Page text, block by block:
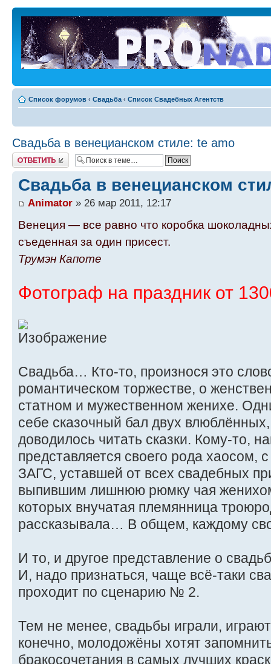
Список форумов ‹ Свадьба ‹ Список Свадебных Агентств
Свадьба в венецианском стиле: te amo
Ответить
Свадьба в венецианском
Animator » 26 мар 2011, 12:17
Венеция — все равно что коробка
съеденная за один присест.
Трумэн Капоте
Фотограф на праздник от
Свадьба… Кто-то, произнося это
романтическом торжестве, о
статном и мужественном женихе.
себе сказочный бал двух
доводилось читать сказки. Кому-то,
представляется своего рода хаосом,
ЗАГС, уставшей от всех свадебных
выпившим лишнюю рюмку чая
которых внучатая племянница
рассказывала… В общем, каждому
И то, и другое представление о
И, надо признаться, чаще всё-таки
проходит по сценарию № 2.
Тем не менее, свадьбы играли,
конечно, молодожёны хотят
бракосочетания в самых лучших